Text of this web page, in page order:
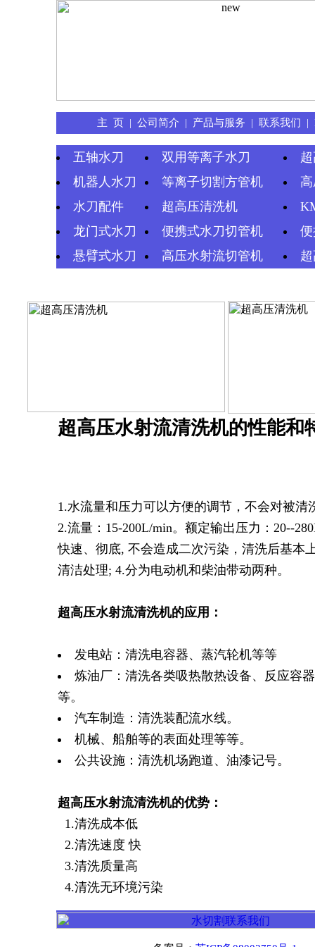
主 页 | 公司简介 | 产品与服务 | 联系我们 |
五轴水刀
机器人水刀
水刀配件
龙门式水刀
悬臂式水刀
双用等离子水刀
等离子切割方管机
超高压清洗机
便携式水刀切管机
高压水射流切管机
超高压水射流清洗机的性能和
1.水流量和压力可以方便的调节，不会对被清
2.流量：15-200L/min。额定输出压力：20--
快速、彻底, 不会造成二次污染，清洗后基本
清洁处理; 4.分为电动机和柴油带动两种。
超高压水射流清洗机的应用：
发电站：清洗电容器、蒸汽轮机等等
炼油厂：清洗各类吸热散热设备、反应容
等。
汽车制造：清洗装配流水线。
机械、船舶等的表面处理等等。
公共设施：清洗机场跑道、油漆记号。
超高压水射流清洗机的优势：
1.清洗成本低
2.清洗速度 快
3.清洗质量高
4.清洗无环境污染